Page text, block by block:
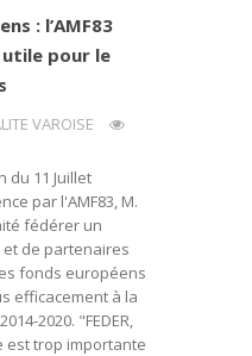
: l’AMF83
pour le
VAROISE
du 11 Juillet
par l'AMF83, M.
fédérer un
de partenaires
fonds européens
efficacement à la
2020. "FEDER,
est trop importante